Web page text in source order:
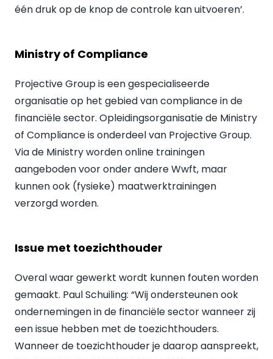
één druk op de knop de controle kan uitvoeren’.
Ministry of Compliance
Projective Group is een gespecialiseerde
organisatie op het gebied van compliance in de
financiële sector. Opleidingsorganisatie de Ministry
of Compliance is onderdeel van Projective Group.
Via de Ministry worden online trainingen
aangeboden voor onder andere Wwft, maar
kunnen ook (fysieke) maatwerktrainingen
verzorgd worden.
Issue met toezichthouder
Overal waar gewerkt wordt kunnen fouten worden
gemaakt. Paul Schuiling: “Wij ondersteunen ook
ondernemingen in de financiële sector wanneer zij
een issue hebben met de toezichthouders.
Wanneer de toezichthouder je daarop aanspreekt,